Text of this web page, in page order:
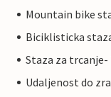
Mountain bike
Biciklisticka
Staza za trcanje-
Udaljenost do